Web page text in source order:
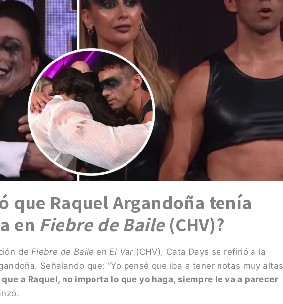
que Raquel Argandoña tenía
en Fiebre de Baile(CHV)?
de Fiebre de Baile en El Var(CHV), Cata Days se refirió a la
Señalando que: “Yo pensé que iba a tener notas muy altas
que a Raquel, no importa lo que yo haga, siempre le va a parecer